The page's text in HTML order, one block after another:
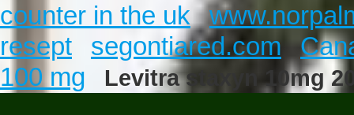
counter in the uk
resept
segontiared.com
100 mg
Levitra staxyn 10mg